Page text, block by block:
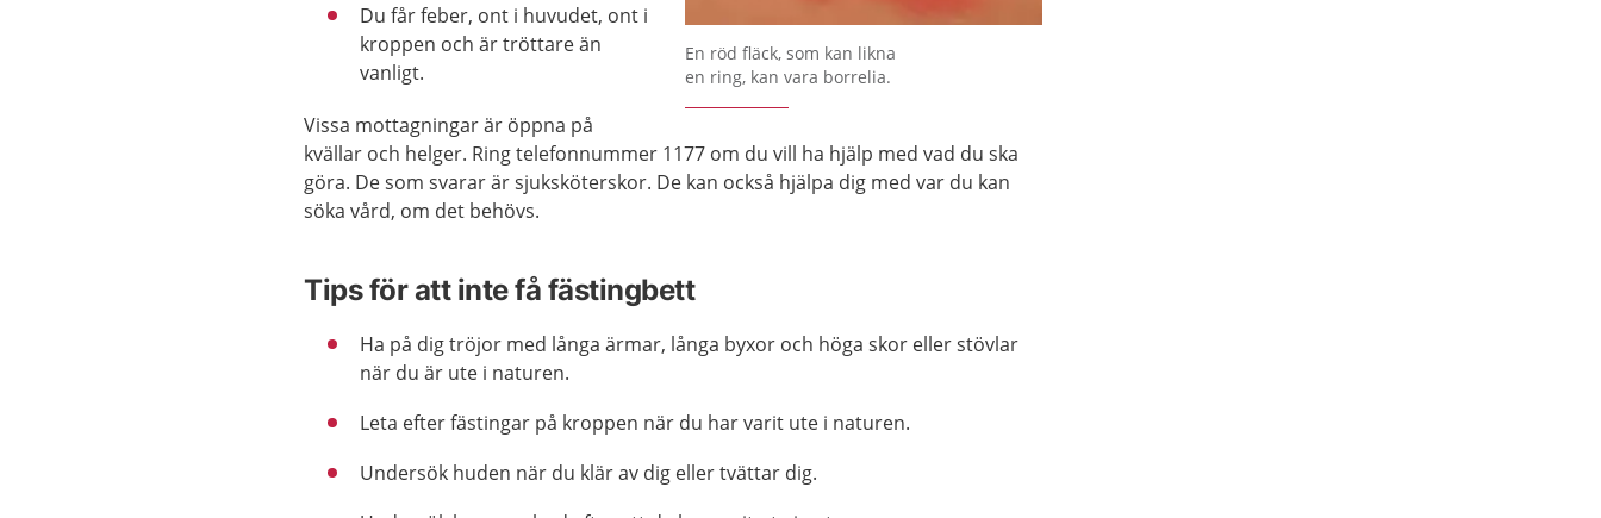
Förstora bilden
En röd fläck, som kan likna
en ring, kan vara borrelia.
Du får feber, ont i huvudet, ont i
kroppen och är tröttare än
vanligt.
Vissa mottagningar är öppna på
kvällar och helger. Ring telefonnummer 1177 om du vill ha hjälp med vad du ska
göra. De som svarar är sjuksköterskor. De kan också hjälpa dig med var du kan
söka vård, om det behövs.
Tips för att inte få fästingbett
Ha på dig tröjor med långa ärmar, långa byxor och höga skor eller stövlar
när du är ute i naturen.
Leta efter fästingar på kroppen när du har varit ute i naturen.
Undersök huden när du klär av dig eller tvättar dig.